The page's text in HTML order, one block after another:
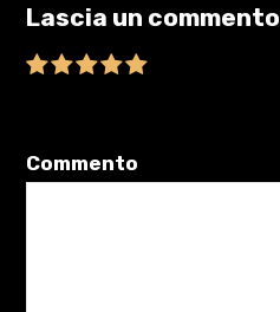
Lascia un commento
Commento